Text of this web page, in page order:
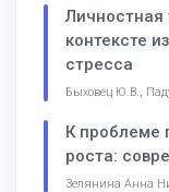
Личностная
контексте
стресса
Быховец Ю.В.,
К проблеме
роста:
Зелянина Анна